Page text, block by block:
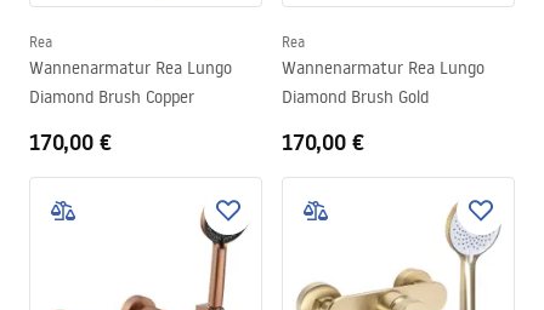
Rea
Wannenarmatur Rea Lungo
Diamond Brush Copper
170,00 €
Rea
Wannenarmatur Rea Lungo
Diamond Brush Gold
170,00 €